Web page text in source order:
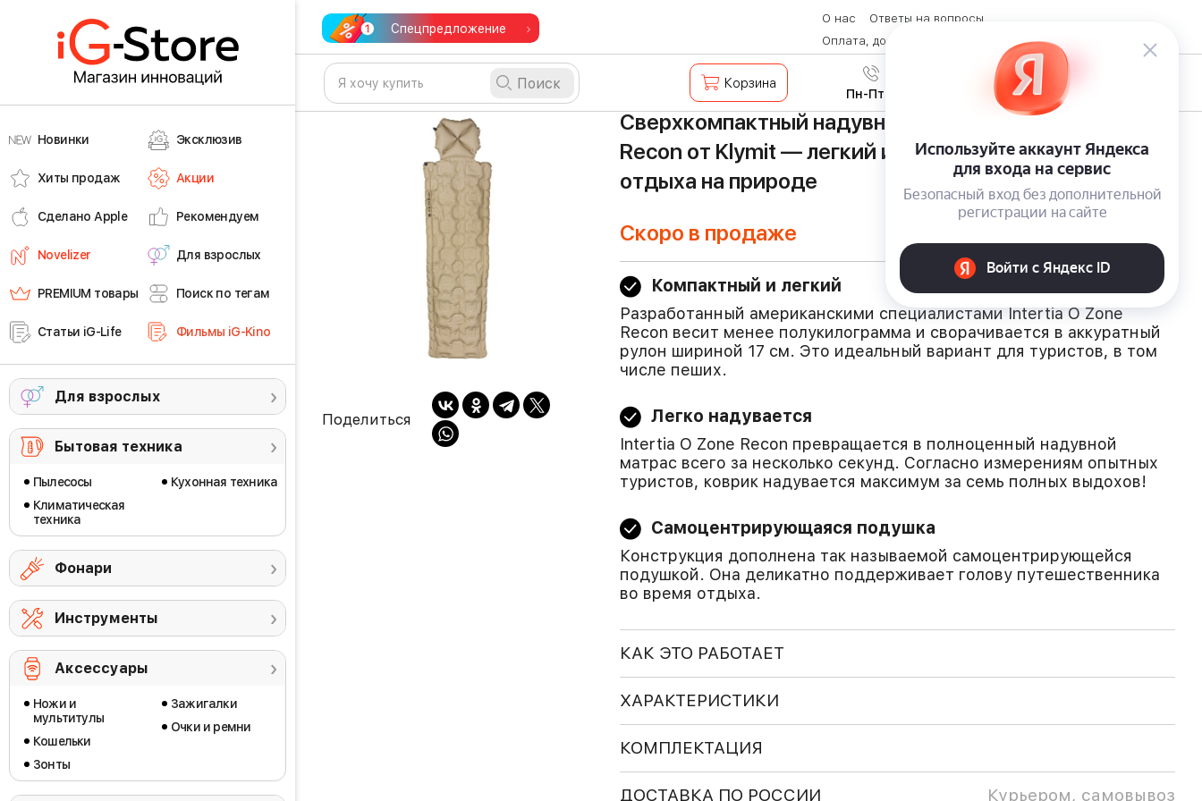
Новинки Эксклюзив
Хиты продаж Акции
Сделано Apple Рекомендуем
Novelizer Для взрослых
PREMIUM товары Поиск по тегам
Статьи iG-Life Фильмы iG-Kino
Для взрослых
Бытовая техника
Пылесосы
Климатическая
техника
Кухонная техника
Фонари
Инструменты
Аксессуары
Ножи и
мультитулы
Кошельки
Зонты
Зажигалки
Очки и ремни
Спецпредложение
О нас
Ответы на вопросы
Оплата, доставка и возврат товара
Контакты
Поиск Корзина 8 (800) 600-28-07
Пн-Пт с 9:00 до 19:00
Поделиться
Сверхкомпактный надувной коврик Inertia O Zone
Recon от Klymit — легкий и надежный матрас для
отдыха на природе
Скоро в продаже
Компактный и легкий
Разработанный американскими специалистами Intertia O Zone
Recon весит менее полукилограмма и сворачивается в аккуратный
рулон шириной 17 см. Это идеальный вариант для туристов, в том
числе пеших.
Легко надувается
Intertia O Zone Recon превращается в полноценный надувной
матрас всего за несколько секунд. Согласно измерениям опытных
туристов, коврик надувается максимум за семь полных выдохов!
Самоцентрирующаяся подушка
Конструкция дополнена так называемой самоцентрирующейся
подушкой. Она деликатно поддерживает голову путешественника
во время отдыха.
КАК ЭТО РАБОТАЕТ
ХАРАКТЕРИСТИКИ
КОМПЛЕКТАЦИЯ
ДОСТАВКА ПО РОССИИ Курьером, самовывоз